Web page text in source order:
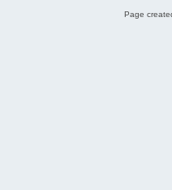
Page